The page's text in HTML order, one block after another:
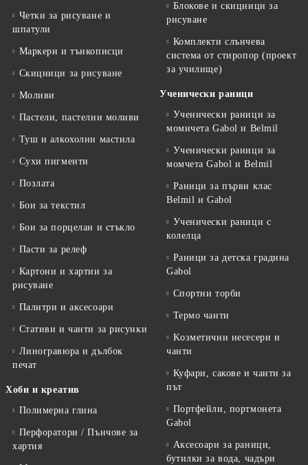
Четки за рисуване и
шпатули
Маркери и тънкописци
Скицници за рисуване
Моливи
Пастели, пастелни моливи
Туш и алкохолни мастила
Сухи пигменти
Позлата
Бои за текстил
Бои за порцелан и стъкло
Пасти за релеф
Картони и хартии за
рисуване
Палитри и аксесоари
Стативи и чанти за рисунки
Линогравюра и дълбок
печат
Хоби и креатив
Полимерна глина
Перфоратори / Пънчове за
хартия
Блокове и скицници за
рисуване
Комплекти слънчева
система от стиропор (проект
за училище)
Ученически раници
Ученически раници за
момичета Gabol и Belmil
Ученически раници за
момчета Gabol и Belmil
Раници за първи клас
Belmil и Gabol
Ученически раници с
колелца
Раници за детска градина
Gabol
Спортни торби
Термо чанти
Kозметични несесери и
чанти
Куфари, сакове и чанти за
път
Портфейли, портмонета
Gabol
Аксесоари за раници,
бутилки за вода, чадъри